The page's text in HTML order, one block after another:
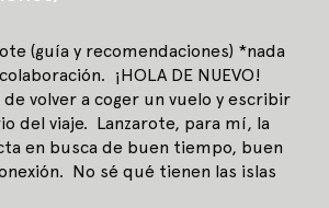
(guía y recomendaciones) *nada
¡HOLA DE NUEVO!
volver a coger un vuelo y escribir
del viaje. Lanzarote, para mí, la
en busca de buen tiempo, buen
No sé qué tienen las islas